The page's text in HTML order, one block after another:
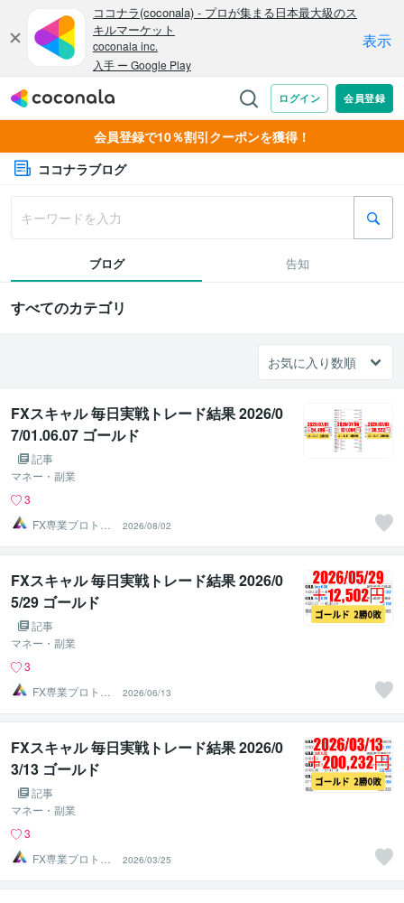
会員登録で10％割引クーポンを獲得！
ココナラブログ
ブログ 告知
すべてのカテゴリ
FXスキャル 毎日実戦トレード結果 2026/0
7/01.06.07 ゴールド
記事
マネー・副業
3
FX専業プロトレ
ーダーのAチーム
2026/08/02
FXスキャル 毎日実戦トレード結果 2026/0
5/29 ゴールド
記事
マネー・副業
3
FX専業プロトレ
ーダーのAチーム
2026/06/13
FXスキャル 毎日実戦トレード結果 2026/0
3/13 ゴールド
記事
マネー・副業
3
FX専業プロトレ
ーダーのAチーム
2026/03/25